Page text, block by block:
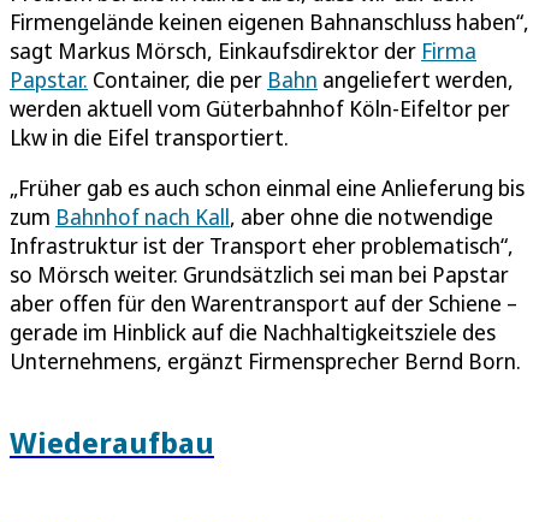
Firmengelände keinen eigenen Bahnanschluss haben“,
sagt Markus Mörsch, Einkaufsdirektor der Firma
Papstar. Container, die per Bahn angeliefert werden,
werden aktuell vom Güterbahnhof Köln-Eifeltor per
Lkw in die Eifel transportiert.
„Früher gab es auch schon einmal eine Anlieferung bis
zum Bahnhof nach Kall, aber ohne die notwendige
Infrastruktur ist der Transport eher problematisch“,
so Mörsch weiter. Grundsätzlich sei man bei Papstar
aber offen für den Warentransport auf der Schiene –
gerade im Hinblick auf die Nachhaltigkeitsziele des
Unternehmens, ergänzt Firmensprecher Bernd Born.
Wiederaufbau